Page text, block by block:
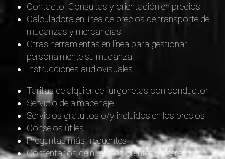
Contacto. Consultas y orientación en precios
Calculadora en línea de precios de transporte de
mudanzas y mercancías
Otras herramientas en línea para gestionar
personalmente su mudanza
Instrucciones audiovisuales
Tarifas de alquiler de furgonetas con conductor
Servicio de almacenaje
Servicios gratuitos o/y incluidos en los precios
Consejos útiles
Preguntas más frecuentes
Comentarios de nuestros clientes. Referencias